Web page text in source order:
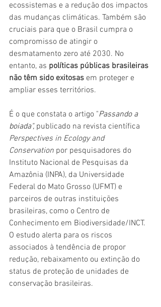
ecossistemas e a redução dos impactos
das mudanças climáticas. Também são
cruciais para que o Brasil cumpra o
compromisso de atingir o
desmatamento zero até 2030. No
entanto, as políticas públicas brasileiras
não têm sido exitosas em proteger e
ampliar esses territórios.
É o que constata o artigo "Passando a
boiada", publicado na revista científica
Perspectives in Ecology and
Conservation por pesquisadores do
Instituto Nacional de Pesquisas da
Amazônia (INPA), da Universidade
Federal do Mato Grosso (UFMT) e
parceiros de outras instituições
brasileiras, como o Centro de
Conhecimento em Biodiversidade/INCT.
O estudo alerta para os riscos
associados à tendência de propor
redução, rebaixamento ou extinção do
status de proteção de unidades de
conservação brasileiras.